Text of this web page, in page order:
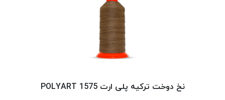
نسوز
نخ دوخت ترکیه پلی ارت 1575 POLYART